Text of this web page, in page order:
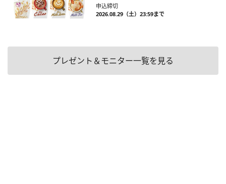
申込締切
2026.08.29（土）23:59まで
プレゼント＆モニター一覧を見る